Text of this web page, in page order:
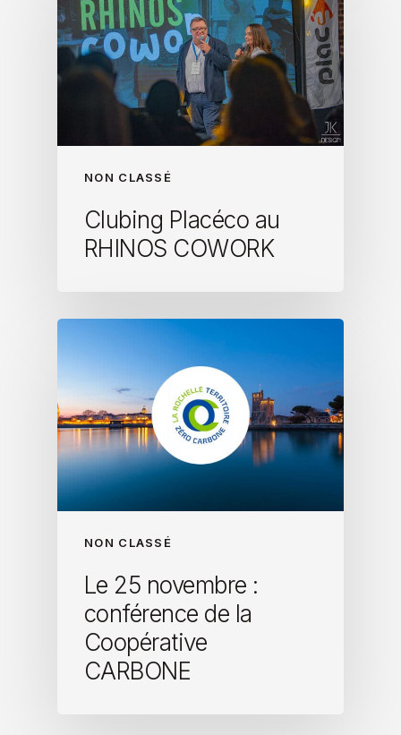
NON CLASSÉ
Clubing Placéco au
RHINOS COWORK
NON CLASSÉ
Le 25 novembre :
conférence de la
Coopérative
CARBONE